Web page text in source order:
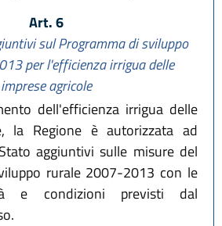
Art. 6
sul Programma di sviluppo
per l'efficienza irrigua delle
imprese agricole
dell'efficienza irrigua delle
la Regione è autorizzata ad
aggiuntivi sulle misure del
rurale 2007-2013 con le
e condizioni previsti dal